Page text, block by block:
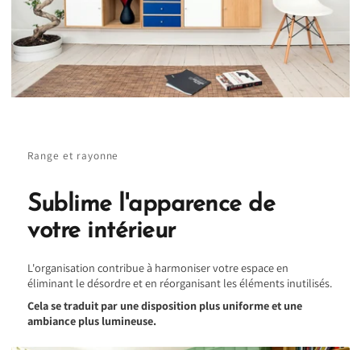
Range et rayonne
Sublime l'apparence de
votre intérieur
L'organisation contribue à harmoniser votre espace en
éliminant le désordre et en réorganisant les éléments inutilisés.
Cela se traduit par une disposition plus uniforme et une
ambiance plus lumineuse.